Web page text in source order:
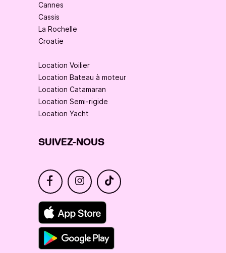
Cannes
Cassis
La Rochelle
Croatie
Location Voilier
Location Bateau à moteur
Location Catamaran
Location Semi-rigide
Location Yacht
SUIVEZ-NOUS